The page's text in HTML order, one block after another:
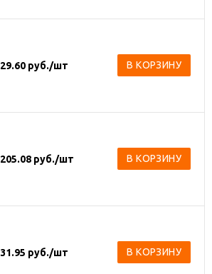
29.60 руб./шт В КОРЗИНУ
205.08 руб./шт В КОРЗИНУ
31.95 руб./шт В КОРЗИНУ